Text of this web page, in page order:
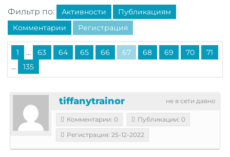
Фильтр по: Активности
Публикациям
Комментарии
Регистрация
1 ... 63 64 65 66 67 68 69 70 71
... 135
не в сети давно
tiffanytrainor
Комментарии: 0
Публикации: 0
Регистрация: 25-12-2022